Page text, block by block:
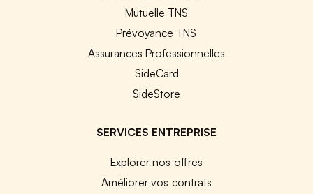
Mutuelle TNS
Prévoyance TNS
Assurances Professionnelles
SideCard
SideStore
SERVICES ENTREPRISE
Explorer nos offres
Améliorer vos contrats